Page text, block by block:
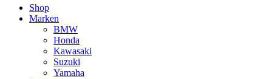
Shop
Marken
BMW
Honda
Kawasaki
Suzuki
Yamaha